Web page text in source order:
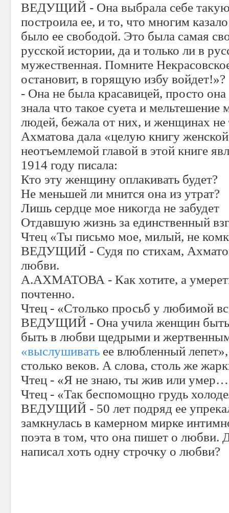
ВЕДУЩИЙ - Она выбрала себе такую
построила ее, и то, что многим
было ее свободой. Это была самая
русской истории, да и только ли в
мужественная. Помните
остановит, в горящую избу войдет!»?
- Она не была красавицей, просто
знала что такое суета и
людей, бежала от них, и женщинах не
Ахматова дала «целую книгу
неотъемлемой главой в этой книге
1914 году писала:
Кто эту женщину оплакивать будет?
Не меньшей ли мнится она из утрат?
Лишь сердце мое никогда не забудет
Отдавшую жизнь за единственный
Чтец «Ты письмо мое, милый, не
ВЕДУЩИЙ - Судя по стихам,
любви.
А.АХМАТОВА - Как хотите, а
почтенно.
Чтец - «Столько просьб у любимой
ВЕДУЩИЙ - Она учила женщин быть
быть в любви щедрыми и
«выслушивать ее влюбленный
столько веков. А слова, столь же
Чтец - «Я не знаю, ты жив или
Чтец - «Так беспомощно грудь
ВЕДУЩИЙ - 50 лет подряд ее
замкнулась в камерном мирке
поэта в том, что она пишет о любви.
написал хоть одну строчку о любви?